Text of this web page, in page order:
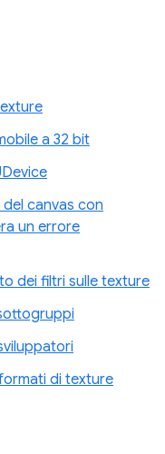
a 32 bit
canvas con
un errore
dei filtri sulle texture
di texture